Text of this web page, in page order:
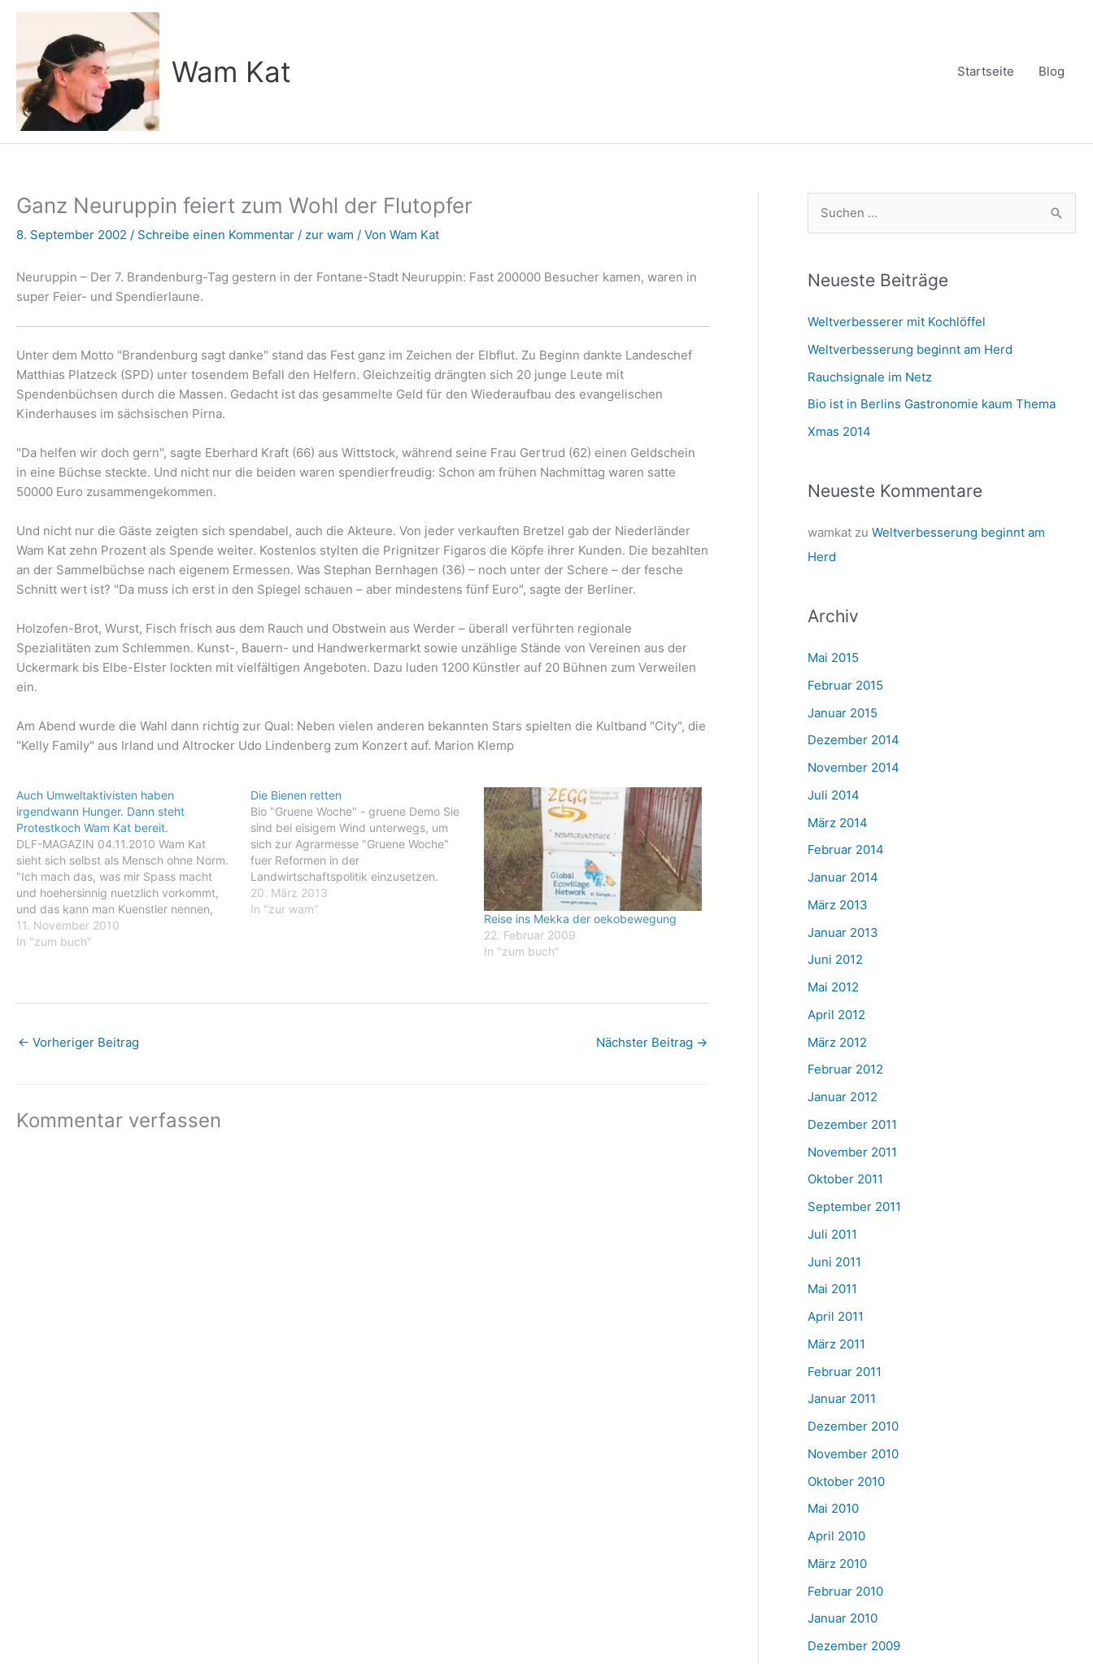
Zum
springen
Wam Kat Startseite Blog
Ganz Neuruppin feiert zum Wohl der Flutopfer
8. September 2002 / Schreibe einen Kommentar / zur wam / Von Wam Kat
Neuruppin – Der 7. Brandenburg-Tag gestern in der Fontane-Stadt Neuruppin: Fast 200000 Besucher kamen, waren in
super Feier- und Spendierlaune.
Unter dem Motto "Brandenburg sagt danke" stand das Fest ganz im Zeichen der Elbflut. Zu Beginn dankte Landeschef
Matthias Platzeck (SPD) unter tosendem Befall den Helfern. Gleichzeitig drängten sich 20 junge Leute mit
Spendenbüchsen durch die Massen. Gedacht ist das gesammelte Geld für den Wiederaufbau des evangelischen
Kinderhauses im sächsischen Pirna.
"Da helfen wir doch gern", sagte Eberhard Kraft (66) aus Wittstock, während seine Frau Gertrud (62) einen Geldschein
in eine Büchse steckte. Und nicht nur die beiden waren spendierfreudig: Schon am frühen Nachmittag waren satte
50000 Euro zusammengekommen.
Und nicht nur die Gäste zeigten sich spendabel, auch die Akteure. Von jeder verkauften Bretzel gab der Niederländer
Wam Kat zehn Prozent als Spende weiter. Kostenlos stylten die Prignitzer Figaros die Köpfe ihrer Kunden. Die bezahlten
an der Sammelbüchse nach eigenem Ermessen. Was Stephan Bernhagen (36) – noch unter der Schere – der fesche
Schnitt wert ist? "Da muss ich erst in den Spiegel schauen – aber mindestens fünf Euro", sagte der Berliner.
Holzofen-Brot, Wurst, Fisch frisch aus dem Rauch und Obstwein aus Werder – überall verführten regionale
Spezialitäten zum Schlemmen. Kunst-, Bauern- und Handwerkermarkt sowie unzählige Stände von Vereinen aus der
Uckermark bis Elbe-Elster lockten mit vielfältigen Angeboten. Dazu luden 1200 Künstler auf 20 Bühnen zum Verweilen
ein.
Am Abend wurde die Wahl dann richtig zur Qual: Neben vielen anderen bekannten Stars spielten die Kultband "City", die
"Kelly Family" aus Irland und Altrocker Udo Lindenberg zum Konzert auf. Marion Klemp
Auch Umweltaktivisten haben
irgendwann Hunger. Dann steht
Protestkoch Wam Kat bereit.
DLF-MAGAZIN 04.11.2010 Wam Kat
sieht sich selbst als Mensch ohne Norm.
"Ich mach das, was mir Spass macht
und hoehersinnig nuetzlich vorkommt,
und das kann man Kuenstler nennen,
Vollzeitaktivist, Buchautor,
Waldbewohner, Stadtrat, Politiker. Alles,
Greenpeace, Mitte der…
11. November 2010
In "zum buch"
Die Bienen retten
Bio "Gruene Woche" - gruene Demo Sie
sind bei eisigem Wind unterwegs, um
sich zur Agrarmesse "Gruene Woche"
fuer Reformen in der
Landwirtschaftspolitik einzusetzen.
Dabei nennen die Demonstrant/innen
Beispiele, die zeigen, wohin sich die
20. März 2013
In "zur wam"
Reise ins Mekka der oekobewegung
22. Februar 2009
In "zum buch"
← Vorheriger Beitrag Nächster Beitrag →
Kommentar verfassen
h
n
n
a
c
h
Neueste Beiträge
Weltverbesserer mit Kochlöffel
Weltverbesserung beginnt am Herd
Rauchsignale im Netz
Bio ist in Berlins Gastronomie kaum Thema
Xmas 2014
Neueste Kommentare
wamkatzu Weltverbesserung beginnt am
Herd
Archiv
Mai 2015
Februar 2015
Januar 2015
Dezember 2014
November 2014
Juli 2014
März 2014
Februar 2014
Januar 2014
März 2013
Januar 2013
Juni 2012
Mai 2012
April 2012
März 2012
Februar 2012
Januar 2012
Dezember 2011
November 2011
Oktober 2011
September 2011
Juli 2011
Juni 2011
Mai 2011
April 2011
März 2011
Februar 2011
Januar 2011
Dezember 2010
November 2010
Oktober 2010
Mai 2010
April 2010
März 2010
Februar 2010
Januar 2010
Dezember 2009